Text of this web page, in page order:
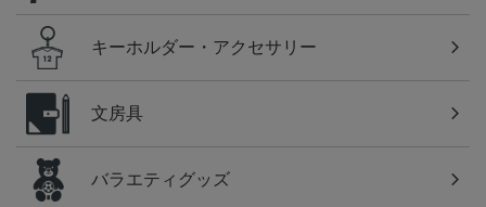
キーホルダー・アクセサリー
文房具
バラエティグッズ